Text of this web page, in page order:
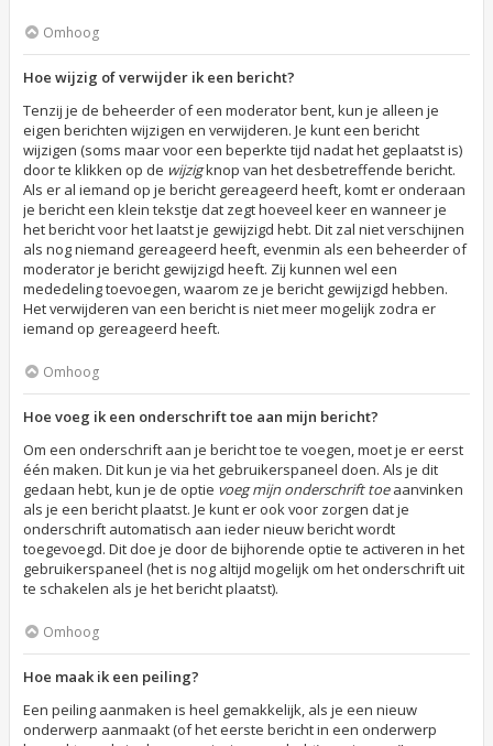
Omhoog
Hoe wijzig of verwijder ik een bericht?
Tenzij je de beheerder of een moderator bent, kun je alleen je
eigen berichten wijzigen en verwijderen. Je kunt een bericht
wijzigen (soms maar voor een beperkte tijd nadat het geplaatst is)
door te klikken op de wijzigknop van het desbetreffende bericht.
Als er al iemand op je bericht gereageerd heeft, komt er onderaan
je bericht een klein tekstje dat zegt hoeveel keer en wanneer je
het bericht voor het laatst je gewijzigd hebt. Dit zal niet verschijnen
als nog niemand gereageerd heeft, evenmin als een beheerder of
moderator je bericht gewijzigd heeft. Zij kunnen wel een
mededeling toevoegen, waarom ze je bericht gewijzigd hebben.
Het verwijderen van een bericht is niet meer mogelijk zodra er
iemand op gereageerd heeft.
Omhoog
Hoe voeg ik een onderschrift toe aan mijn bericht?
Om een onderschrift aan je bericht toe te voegen, moet je er eerst
één maken. Dit kun je via het gebruikerspaneel doen. Als je dit
gedaan hebt, kun je de optie voeg mijn onderschrift toeaanvinken
als je een bericht plaatst. Je kunt er ook voor zorgen dat je
onderschrift automatisch aan ieder nieuw bericht wordt
toegevoegd. Dit doe je door de bijhorende optie te activeren in het
gebruikerspaneel (het is nog altijd mogelijk om het onderschrift uit
te schakelen als je het bericht plaatst).
Omhoog
Hoe maak ik een peiling?
Een peiling aanmaken is heel gemakkelijk, als je een nieuw
onderwerp aanmaakt (of het eerste bericht in een onderwerp